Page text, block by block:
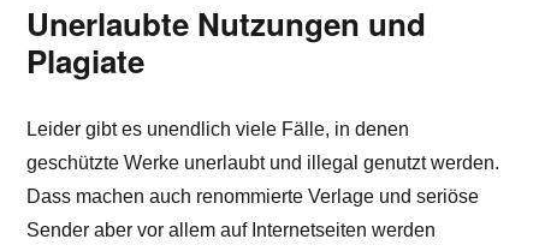
Unerlaubte Nutzungen und
Plagiate
Leider gibt es unendlich viele Fälle, in denen
geschützte Werke unerlaubt und illegal genutzt werden.
Dass machen auch renommierte Verlage und seriöse
Sender aber vor allem auf Internetseiten werden